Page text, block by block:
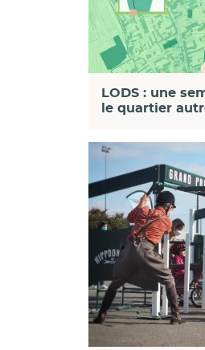
LODS : une
le quartier